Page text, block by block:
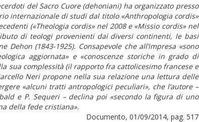
del Sacro Cuore (dehoniani) ha organizzato presso
internazionale di studi dal titolo «Anthropologia cordis»
(«Theologia cordis» nel 2008 e «Missio cordis» nel
di teologi provenienti dai diversi continenti, le basi
(1843-1925). Consapevole che all’impresa «sono
aggiornata» e «conoscenze storiche in grado di
sua complessità (il rapporto fra cattolicesimo francese e
Neri propone nella sua relazione una lettura delle
«alcuni tratti antropologici peculiari», che l’autore –
e P. Sequeri – declina poi «secondo la figura di uno
della fede cristiana».
Documento, 01/09/2014, pag. 517